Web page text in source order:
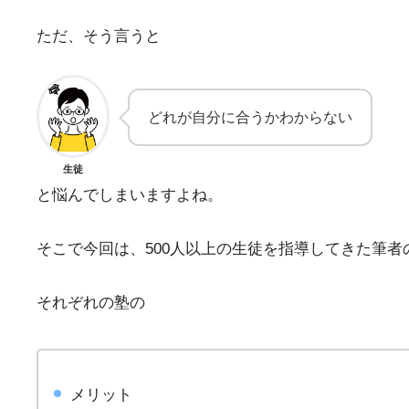
ただ、そう言うと
生徒
どれが自分に合うかわからない
と悩んでしまいますよね。
そこで今回は、500人以上の生徒を指導してきた筆者
それぞれの塾の
メリット